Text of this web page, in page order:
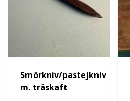
Smörkniv/pastejkniv
m. träskaft